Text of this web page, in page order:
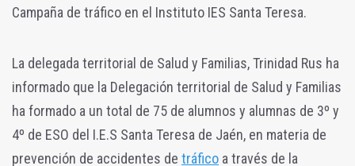
Campaña de tráfico en el Instituto IES Santa Teresa.
La delegada territorial de Salud y Familias, Trinidad Rus ha
informado que la Delegación territorial de Salud y Familias
ha formado a un total de 75 de alumnos y alumnas de 3º y
4º de ESO del I.E.S Santa Teresa de Jaén, en materia de
prevención de accidentes de tráfico a través de la